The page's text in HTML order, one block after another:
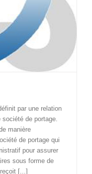
par une relation
de portage.
manière
de portage qui
pour assurer
sous forme de
[...]